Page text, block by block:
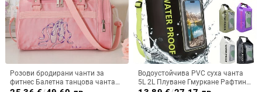
Розови бродирани чанти за
фитнес Балетна танцова чанта
Водоустойчива PVC суха чанта
5L 2L Плуване Гмуркане Рафтинг